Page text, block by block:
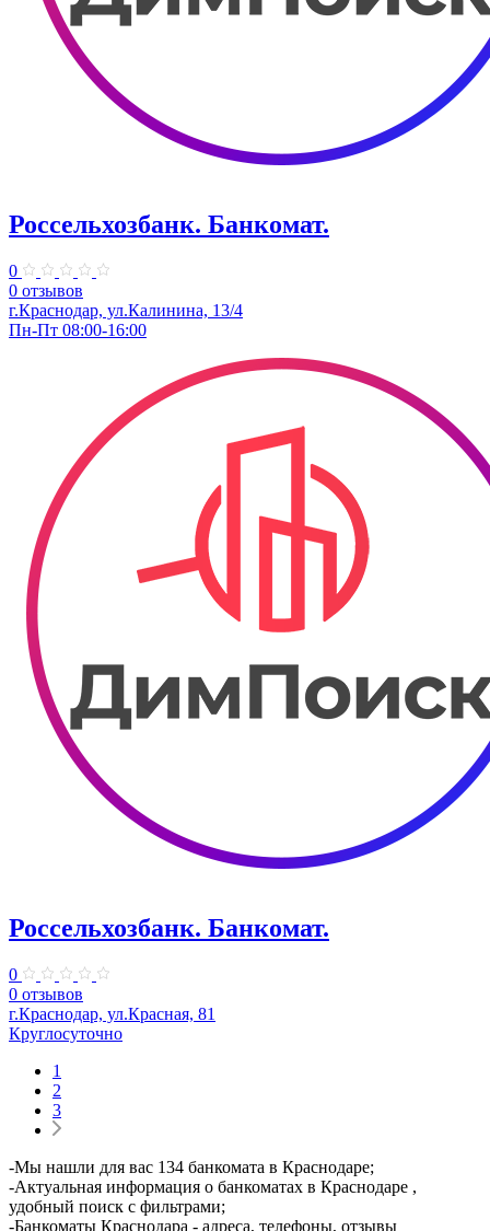
Россельхозбанк. Банкомат.
0
0 отзывов
г.Краснодар, ул.Калинина, 13/4
Пн-Пт 08:00-16:00
Россельхозбанк. Банкомат.
0
0 отзывов
г.Краснодар, ул.Красная, 81
Круглосуточно
1
2
3
-Мы нашли для вас 134 банкомата в Краснодаре;
-Актуальная информация о банкоматах в Краснодаре ,
удобный поиск с фильтрами;
-Банкоматы Краснодара - адреса, телефоны, отзывы